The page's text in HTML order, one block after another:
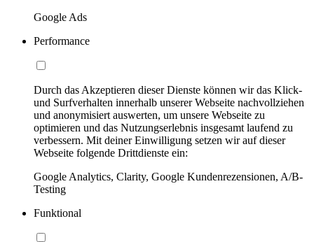
Google Ads
Performance
Durch das Akzeptieren dieser Dienste können wir das Klick-
und Surfverhalten innerhalb unserer Webseite nachvollziehen
und anonymisiert auswerten, um unsere Webseite zu
optimieren und das Nutzungserlebnis insgesamt laufend zu
verbessern. Mit deiner Einwilligung setzen wir auf dieser
Webseite folgende Drittdienste ein:
Google Analytics, Clarity, Google Kundenrezensionen, A/B-
Testing
Funktional